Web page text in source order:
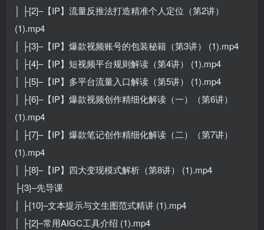
│ ├[2]–【IP】流量反推法打造精准个人定位（第2讲）
(1).mp4
│ ├[3]–【IP】爆款视频账号的包装秘籍（第3讲） (1).mp4
│ ├[4]–【IP】短视频平台规则解读（第4讲） (1).mp4
│ ├[5]–【IP】多平台流量入口解读（第5讲） (1).mp4
│ ├[6]–【IP】爆款视频创作精细化解读（一）（第6讲）
(1).mp4
│ ├[7]–【IP】爆款笔记创作精细化解读（二）（第7讲）
(1).mp4
│ ├[8]–【IP】四大变现模式解析（第8讲） (1).mp4
├{3}–先导课
│ ├[10]–文本提示与文生图范式精讲 (1).mp4
│ ├[2]–常用AIGC工具介绍 (1).mp4